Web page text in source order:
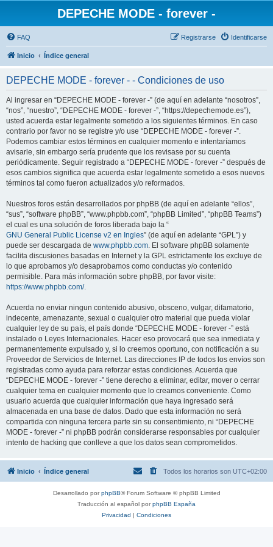
DEPECHE MODE - forever -
FAQ Identificarse
Registrarse
Inicio Índice general
DEPECHE MODE - forever - - Condiciones de uso
Al ingresar en “DEPECHE MODE - forever -” (de aquí en adelante “nosotros”,
“nos”, “nuestro”, “DEPECHE MODE - forever -”, “https://depechemode.es”),
usted acuerda estar legalmente sometido a los siguientes términos. En caso
contrario por favor no se registre y/o use “DEPECHE MODE - forever -”.
Podemos cambiar estos términos en cualquier momento e intentaríamos
avisarle, sin embargo sería prudente que los revisase por su cuenta
periódicamente. Seguir registrado a “DEPECHE MODE - forever -” después de
esos cambios significa que acuerda estar legalmente sometido a esos nuevos
términos tal como fueron actualizados y/o reformados.
Nuestros foros están desarrollados por phpBB (de aquí en adelante “ellos”,
“sus”, “software phpBB”, “www.phpbb.com”, “phpBB Limited”, “phpBB Teams”)
el cual es una solución de foros liberada bajo la “
GNU General Public License v2 en Ingles” (de aquí en adelante “GPL”) y
puede ser descargada de www.phpbb.com. El software phpBB solamente
facilita discusiones basadas en Internet y la GPL estrictamente los excluye de
lo que aprobamos y/o desaprobamos como conductas y/o contenido
permisible. Para más información sobre phpBB, por favor visite:
https://www.phpbb.com/.
Acuerda no enviar ningun contenido abusivo, obsceno, vulgar, difamatorio,
indecente, amenazante, sexual o cualquier otro material que pueda violar
cualquier ley de su país, el país donde “DEPECHE MODE - forever -” está
instalado o Leyes Internacionales. Hacer eso provocará que sea inmediata y
permanentemente expulsado y, si lo creemos oportuno, con notificación a su
Proveedor de Servicios de Internet. Las direcciones IP de todos los envíos son
registradas como ayuda para reforzar estas condiciones. Acuerda que
“DEPECHE MODE - forever -” tiene derecho a eliminar, editar, mover o cerrar
cualquier tema en cualquier momento que lo creamos conveniente. Como
usuario acuerda que cualquier información que haya ingresado será
almacenada en una base de datos. Dado que esta información no será
compartida con ninguna tercera parte sin su consentimiento, ni “DEPECHE
MODE - forever -” ni phpBB podrán considerarse responsables por cualquier
intento de hacking que conlleve a que los datos sean comprometidos.
Inicio Índice general Todos los horarios son UTC+02:00
Desarrollado porphpBB® Forum Software © phpBB Limited
Traducción al español porphpBB España
Privacidad | Condiciones